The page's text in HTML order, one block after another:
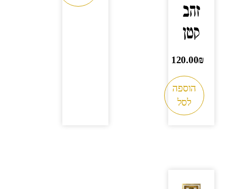
זהב
קטן
120.00₪
הוספה
לסל